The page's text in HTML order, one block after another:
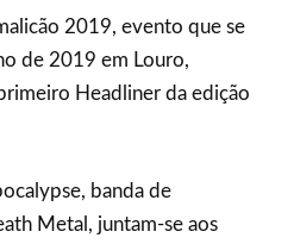
2019, evento que se
de 2019 em Louro,
Headliner da edição
banda de
Metal, juntam-se aos